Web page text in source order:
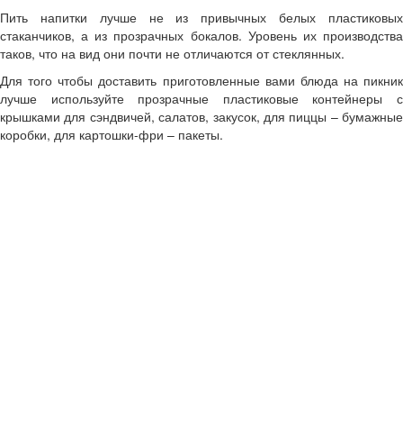
Пить напитки лучше не из привычных белых пластиковых
стаканчиков, а из прозрачных бокалов. Уровень их производства
таков, что на вид они почти не отличаются от стеклянных.
Для того чтобы доставить приготовленные вами блюда на пикник
лучше используйте прозрачные пластиковые контейнеры с
крышками для сэндвичей, салатов, закусок, для пиццы – бумажные
коробки, для картошки-фри – пакеты.